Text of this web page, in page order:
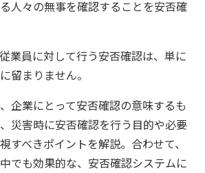
人々の無事を確認することを安否確
業員に対して行う安否確認は、単に
留まりません。
企業にとって安否確認の意味するも
災害時に安否確認を行う目的や必要
すべきポイントを解説。合わせて、
でも効果的な、安否確認システムに